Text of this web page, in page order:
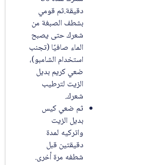
دقيقة.ثم قومي
بشطف الصبغة من
شعرك حتى يصبح
الماء صافيًا (تجنب
استخدام الشامبو)،
ضعي كريم بديل
الزيت لترطيب
شعرك.
ثم ضعي كيس
بديل الزيت
واتركيه لمدة
دقيقتين قبل
شطفه مرة أخرى.